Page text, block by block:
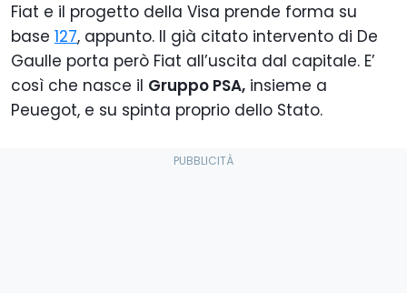
Fiat e il progetto della Visa prende forma su
base 127, appunto. Il già citato intervento di De
Gaulle porta però Fiat all’uscita dal capitale. E’
così che nasce il Gruppo PSA, insieme a
Peuegot, e su spinta proprio dello Stato.